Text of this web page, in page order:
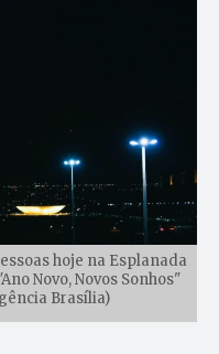
hoje na Esplanada
Novo, Novos Sonhos"
Brasília)